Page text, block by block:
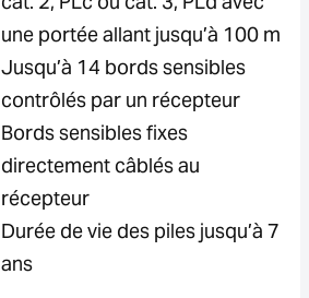
une portée allant jusqu’à 100 m
Jusqu’à 14 bords sensibles
contrôlés par un récepteur
Bords sensibles fixes
directement câblés au
récepteur
Durée de vie des piles jusqu’à 7
ans